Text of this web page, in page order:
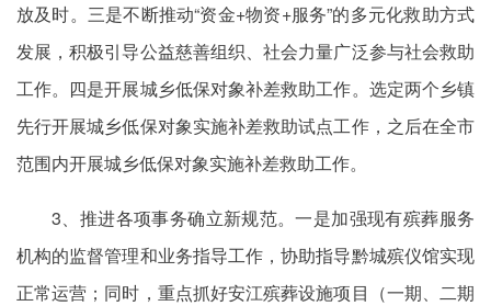
放及时。三是不断推动“资金+物资+服务”的多元化救助方式
发展，积极引导公益慈善组织、社会力量广泛参与社会救助
工作。四是开展城乡低保对象补差救助工作。选定两个乡镇
先行开展城乡低保对象实施补差救助试点工作，之后在全市
范围内开展城乡低保对象实施补差救助工作。
3、推进各项事务确立新规范。一是加强现有殡葬服务
机构的监督管理和业务指导工作，协助指导黔城殡仪馆实现
正常运营；同时，重点抓好安江殡葬设施项目（一期、二期